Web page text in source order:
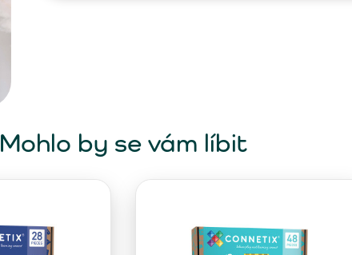
Mohlo by se vám líbit